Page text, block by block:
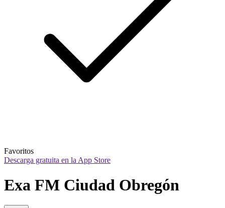
Favoritos
Descarga gratuita en la App Store
Exa FM Ciudad Obregón